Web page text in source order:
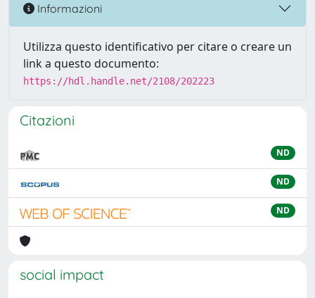
Informazioni
Utilizza questo identificativo per citare o creare un
link a questo documento:
https://hdl.handle.net/2108/202223
Citazioni
ND
ND
ND
social impact